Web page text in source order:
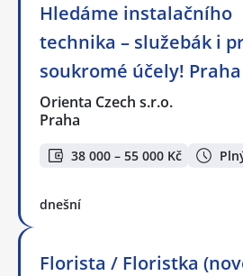
Hledáme instalačního
technika – služebák i
soukromé účely!
Orienta Czech s.r.o.
Praha
38 000 – 55 000 Kč
dnešní
Florista / Floristka